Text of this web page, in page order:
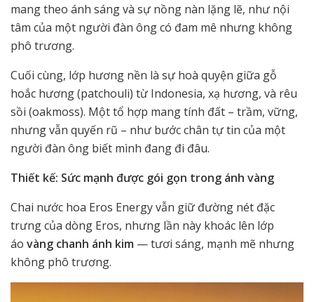
mang theo ánh sáng và sự nồng nàn lặng lẽ, như nội
tâm của một người đàn ông có đam mê nhưng không
phô trương.
Cuối cùng, lớp hương nền là sự hoà quyện giữa gỗ
hoắc hương (patchouli) từ Indonesia, xạ hương, và rêu
sồi (oakmoss). Một tổ hợp mang tính đất – trầm, vững,
nhưng vẫn quyến rũ – như bước chân tự tin của một
người đàn ông biết mình đang đi đâu.
Thiết kế: Sức mạnh được gói gọn trong ánh vàng
Chai nước hoa Eros Energy vẫn giữ đường nét đặc
trưng của dòng Eros, nhưng lần này khoác lên lớp
áo vàng chanh ánh kim — tươi sáng, mạnh mẽ nhưng
không phô trương.